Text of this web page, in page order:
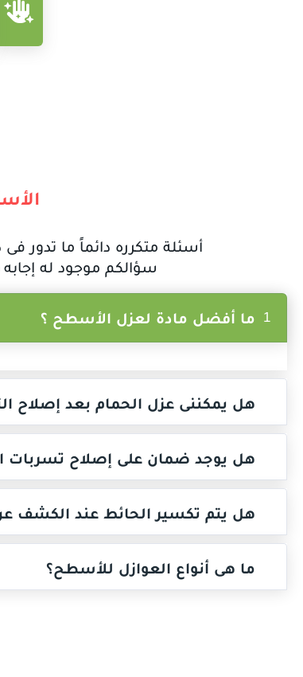
أسئلة متكرره دائماً ما تدور
سؤالكم موجود له إجابه
1 ما أفضل مادة لعزل الأسطح ؟
هل يمكننى عزل الحمام بعد إصلاح
هل يوجد ضمان على إصلاح تسربات
هل يتم تكسير الحائط عند الكشف
ما هى أنواع العوازل للأسطح؟